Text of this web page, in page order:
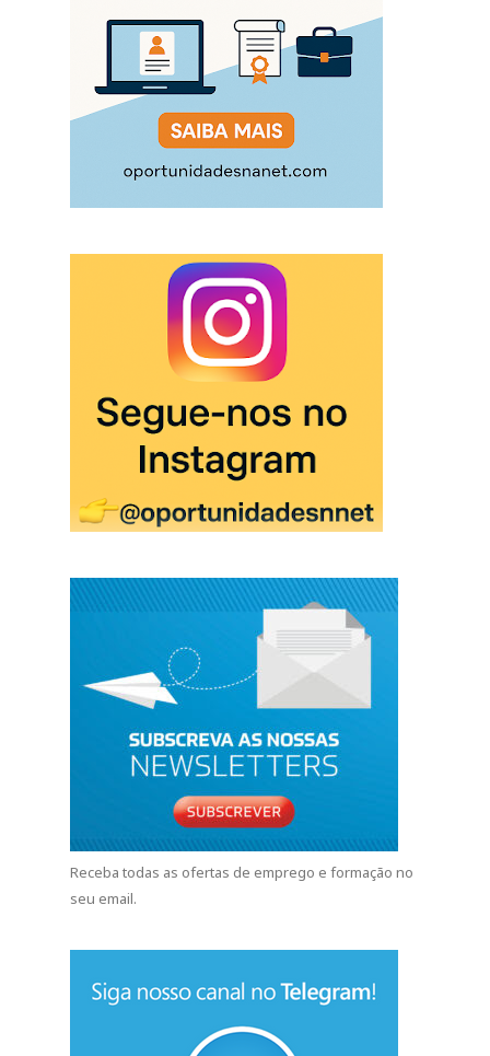
Receba todas as ofertas de emprego e formação no
seu email.